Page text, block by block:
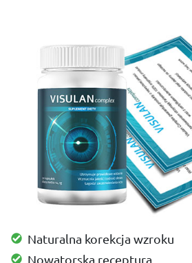
Naturalna korekcja wzroku
Nowatorska receptura